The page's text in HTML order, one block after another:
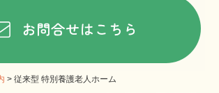
業所
従来型 特別養護老人ホーム